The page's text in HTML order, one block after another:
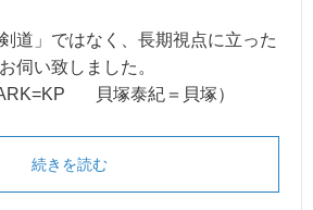
道」ではなく、長期視点に立った
伺い致しました。
貝塚泰紀＝貝塚）
続きを読む